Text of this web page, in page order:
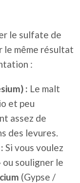
le sulfate de
le même résultat
:
: Le malt
et peu
assez de
des levures.
Si vous voulez
ou souligner le
(Gypse /